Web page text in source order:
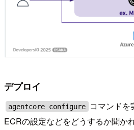
デプロイ
agentcore configure
コマンドを
ECRの設定などをどうするか聞か